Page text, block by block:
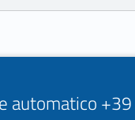
automatico +39